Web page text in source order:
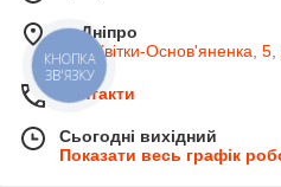
м. Дніпро
вул. Квітки-Основ'яненка, 5,
Контакти
Сьогодні вихідний
Показати весь графік
КНОПКА
ЗВ'ЯЗКУ